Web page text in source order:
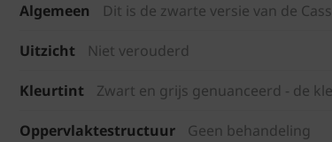
Algemeen Dit is de zwarte versie van de
Uitzicht Niet verouderd
Kleurtint Zwart en grijs genuanceerd - de
Oppervlaktestructuur Geen behandeling